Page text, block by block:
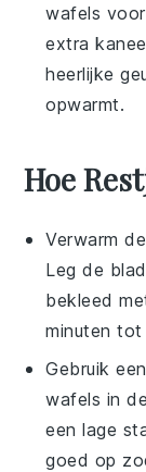
wafels
extra
heerlijke
opwarmt.
Hoe
Verwarm
Leg de
bekleed
minuten tot
Gebruik
wafels in
een lage
goed op